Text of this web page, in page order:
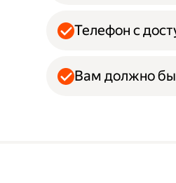
Телефон с
Вам должно